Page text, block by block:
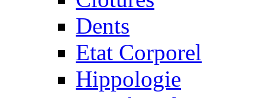
Dents
Etat Corporel
Hippologie